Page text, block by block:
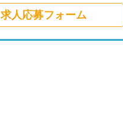
求人応募フォーム